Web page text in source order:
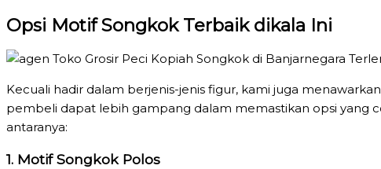
Opsi Motif Songkok Terbaik dikala Ini
Kecuali hadir dalam berjenis-jenis figur, kami juga
pembeli dapat lebih gampang dalam memastikan opsi yang
antaranya:
1. Motif Songkok Polos